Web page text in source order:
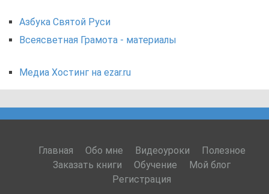
Азбука Святой Руси
Всеясветная Грамота - материалы
Медиа Хостинг на ezar.ru
Главная Обо мне Видеоуроки
Полезное
Заказать книги
Обучение
Мой блог
Регистрация